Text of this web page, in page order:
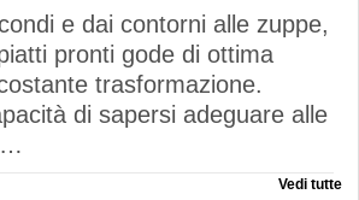
e dai contorni alle zuppe,
pronti gode di ottima
trasformazione.
di sapersi adeguare alle
Vedi tutte